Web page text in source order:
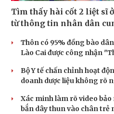
Tìm thấy hài cốt 2 liệt sĩ
từ thông tin nhân dân
Thôn có 95% đồng bào
Lào Cai được công nhận
Bộ Y tế chấn chỉnh hoạt
doanh dược liệu không rõ
Xác minh làm rõ video bảo
bắn dây thun vào chân trẻ